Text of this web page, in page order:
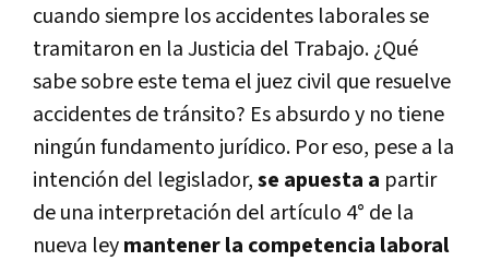
cuando siempre los accidentes laborales se
tramitaron en la Justicia del Trabajo. ¿Qué
sabe sobre este tema el juez civil que resuelve
accidentes de tránsito? Es absurdo y no tiene
ningún fundamento jurídico. Por eso, pese a la
intención del legislador,se apuesta a partir
de una interpretación del artículo 4° de la
nueva leymantener la competencia laboral